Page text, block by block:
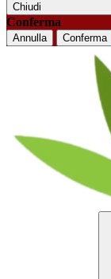
Chiudi
Conferma
Annulla Conferma